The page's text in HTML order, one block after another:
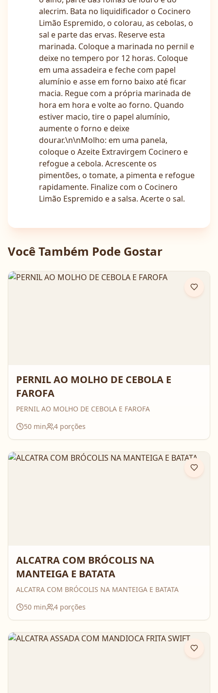
alecrim. Bata no liquidificador o Cocinero
Limão Espremido, o colorau, as cebolas, o
sal e parte das ervas. Reserve esta
marinada. Coloque a marinada no pernil e
deixe no tempero por 12 horas. Coloque
em uma assadeira e feche com papel
alumínio e asse em forno baixo até ficar
macia. Regue com a própria marinada de
hora em hora e volte ao forno. Quando
estiver macio, tire o papel alumínio,
aumente o forno e deixe
dourar.\n\nMolho: em uma panela,
coloque o Azeite Extravirgem Cocinero e
refogue a cebola. Acrescente os
pimentões, o tomate, a pimenta e refogue
rapidamente. Finalize com o Cocinero
Limão Espremido e a salsa. Acerte o sal.
Você Também Pode Gostar
PERNIL AO MOLHO DE CEBOLA E
FAROFA
PERNIL AO MOLHO DE CEBOLA E FAROFA
50 min 4 porções
ALCATRA COM BRÓCOLIS NA
MANTEIGA E BATATA
ALCATRA COM BRÓCOLIS NA MANTEIGA E BATATA
50 min 4 porções